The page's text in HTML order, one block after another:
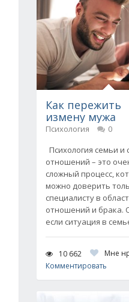
Как пережить
измену мужа
Психология
0
Психология семьи и
отношений – это
сложный процесс,
можно доверить
специалисту в
отношений и брака.
если ситуация в
10 662 Мне
Комментировать